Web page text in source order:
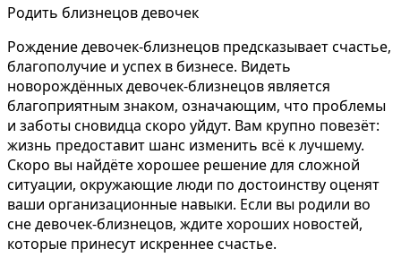
Родить близнецов девочек
Рождение девочек-близнецов предсказывает счастье,
благополучие и успех в бизнесе. Видеть
новорождённых девочек-близнецов является
благоприятным знаком, означающим, что проблемы
и заботы сновидца скоро уйдут. Вам крупно повезёт:
жизнь предоставит шанс изменить всё к лучшему.
Скоро вы найдёте хорошее решение для сложной
ситуации, окружающие люди по достоинству оценят
ваши организационные навыки. Если вы родили во
сне девочек-близнецов, ждите хороших новостей,
которые принесут искреннее счастье.